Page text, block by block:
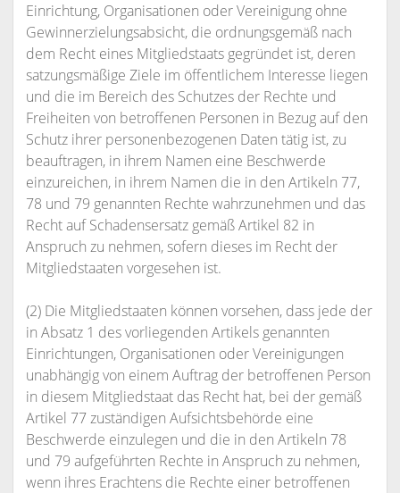
Einrichtung, Organisationen oder Vereinigung ohne
Gewinnerzielungsabsicht, die ordnungsgemäß nach
dem Recht eines Mitgliedstaats gegründet ist, deren
satzungsmäßige Ziele im öffentlichem Interesse liegen
und die im Bereich des Schutzes der Rechte und
Freiheiten von betroffenen Personen in Bezug auf den
Schutz ihrer personenbezogenen Daten tätig ist, zu
beauftragen, in ihrem Namen eine Beschwerde
einzureichen, in ihrem Namen die in den Artikeln 77,
78 und 79 genannten Rechte wahrzunehmen und das
Recht auf Schadensersatz gemäß Artikel 82 in
Anspruch zu nehmen, sofern dieses im Recht der
Mitgliedstaaten vorgesehen ist.
(2) Die Mitgliedstaaten können vorsehen, dass jede der
in Absatz 1 des vorliegenden Artikels genannten
Einrichtungen, Organisationen oder Vereinigungen
unabhängig von einem Auftrag der betroffenen Person
in diesem Mitgliedstaat das Recht hat, bei der gemäß
Artikel 77 zuständigen Aufsichtsbehörde eine
Beschwerde einzulegen und die in den Artikeln 78
und 79 aufgeführten Rechte in Anspruch zu nehmen,
wenn ihres Erachtens die Rechte einer betroffenen